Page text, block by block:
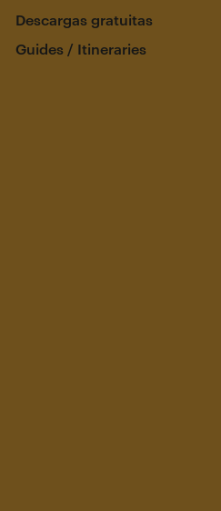
Descargas gratuitas
Guides / Itineraries